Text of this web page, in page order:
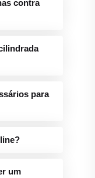
contra
para
um